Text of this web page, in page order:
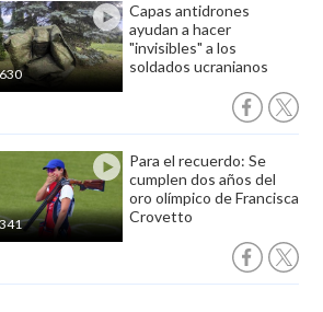
630
Capas antidrones
ayudan a hacer
"invisibles" a los
soldados ucranianos
341
Para el recuerdo: Se
cumplen dos años del
oro olímpico de Francisca
Crovetto